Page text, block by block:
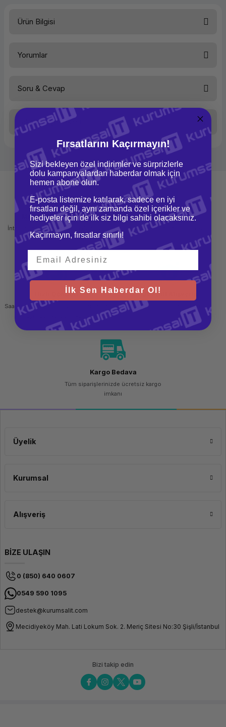
Ürün Bilgisi
Dokunmatik Kalemli
Yorumlar
Yorum Yaz
Soru & Cevap
Ürün hakkında henüz soru sorulmamış.
Soru Sor
Taksit Seçenekleri
Mağazadan Teslimat
İnternetten sipariş et ve mağazadan
teslim al
İade ve Değişim
Kolay iade ve değişim imkanı
Hızlı Gönderi
Saat 15.00'a kadar yapılan siparişlerde
Güvenli Alışveriş
256 bit SSL sertifikası
Kargo Bedava
Tüm siparişlerinizde ücretsiz kargo
imkanı
Üyelik
Kurumsal
Alışveriş
BİZE ULAŞIN
0 (850) 640 0607
0549 590 1095
destek@kurumsalit.com
Mecidiyeköy Mah. Lati Lokum Sok. 2. Meriç Sitesi No:30 Şişli/İstanbul
Bizi takip edin
Fırsatlarını Kaçırmayın!
Sizi bekleyen özel indirimler ve sürprizlerle
dolu kampanyalardan haberdar olmak için
hemen abone olun.
E-posta listemize katılarak, sadece en iyi
fırsatları değil, aynı zamanda özel içerikler ve
hediyeler için de ilk siz bilgi sahibi olacaksınız.
Kaçırmayın, fırsatlar sınırlı!
İlk Sen Haberdar Ol!